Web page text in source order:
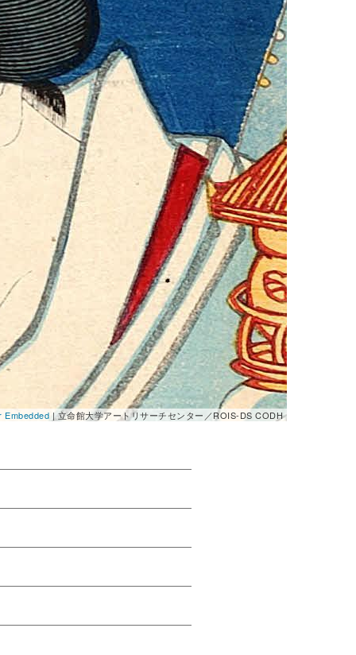
Embedded | 立命館大学アートリサーチセンター／ROIS-DS CODH